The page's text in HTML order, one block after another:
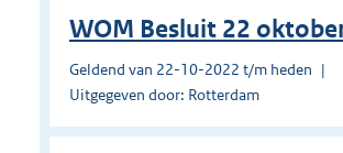
WOM Besluit 22
Geldend van 22-10-2022 t/m heden
Uitgegeven door: Rotterdam